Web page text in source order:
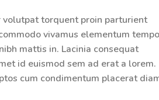
volutpat torquent proin parturient
vivamus elementum
mattis in. Lacinia consequat
id euismod sem ad erat a lorem.
cum condimentum placerat